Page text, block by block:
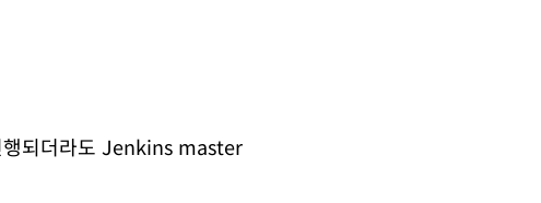
되더라도 Jenkins master